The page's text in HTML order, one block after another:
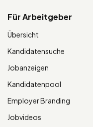
Für Arbeitgeber
Übersicht
Kandidatensuche
Jobanzeigen
Kandidatenpool
Employer Branding
Jobvideos